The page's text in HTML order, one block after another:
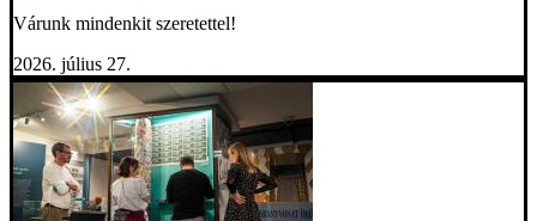
Várunk mindenkit szeretettel!
2026. július 27.